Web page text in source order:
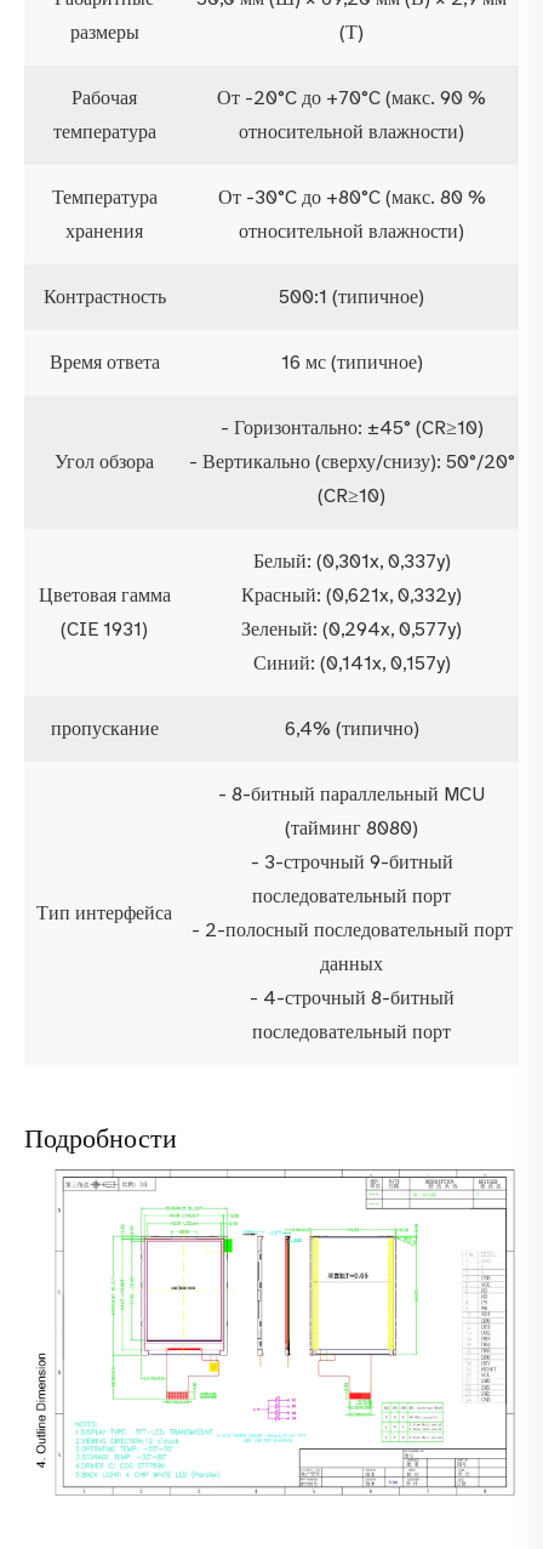
размеры
(Т)
Рабочая
температура
От -20°C до +70°C (макс. 90 %
относительной влажности)
Температура
хранения
От -30°C до +80°C (макс. 80 %
относительной влажности)
Контрастность 500:1 (типичное)
Время ответа 16 мс (типичное)
Угол обзора
- Горизонтально: ±45° (CR≥10)
- Вертикально (сверху/снизу): 50°/20°
(CR≥10)
Цветовая гамма
(CIE 1931)
Белый: (0,301x, 0,337y)
Красный: (0,621x, 0,332y)
Зеленый: (0,294x, 0,577y)
Синий: (0,141x, 0,157y)
пропускание 6,4% (типично)
Тип интерфейса
- 8-битный параллельный MCU
(тайминг 8080)
- 3-строчный 9-битный
последовательный порт
- 2-полосный последовательный порт
данных
- 4-строчный 8-битный
последовательный порт
Подробности